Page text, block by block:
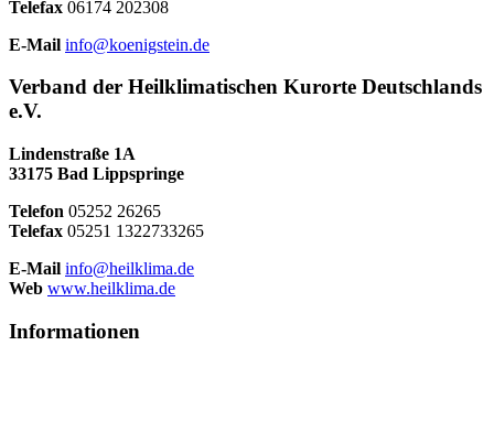
Telefax 06174 202308
E-Mail info@koenigstein.de
Verband der Heilklimatischen Kurorte Deutschlands
e.V.
Lindenstraße 1A
33175 Bad Lippspringe
Telefon 05252 26265
Telefax 05251 1322733265
E-Mail info@heilklima.de
Web www.heilklima.de
Informationen